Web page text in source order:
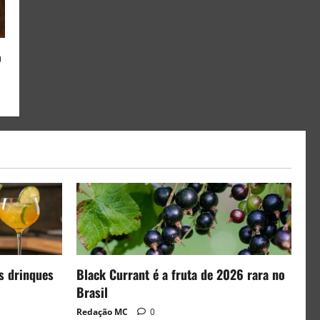
drinques
Black Currant é a fruta de 2026 rara no
Brasil
Redação MC 0